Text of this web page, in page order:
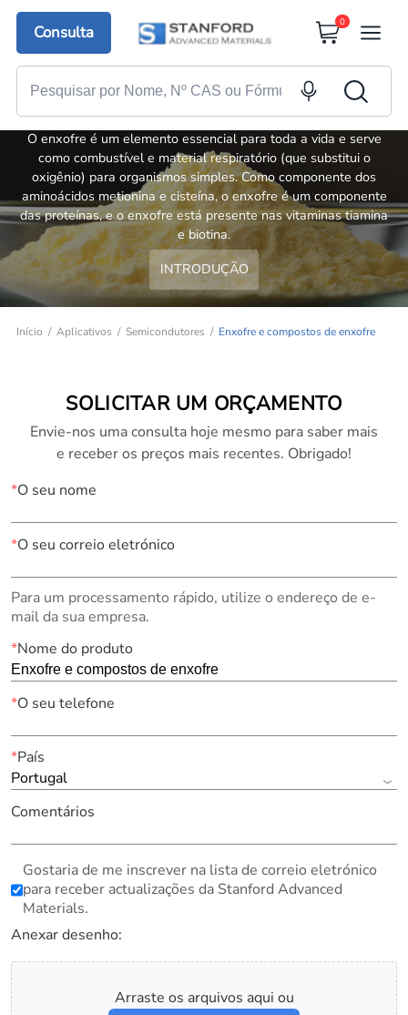
Consulta
0
Enxofre e compostos de enxofre
O enxofre é um elemento essencial para toda a vida e serve
como combustível e material respiratório (que substitui o
oxigênio) para organismos simples. Como componente dos
aminoácidos metionina e cisteína, o enxofre é um componente
das proteínas, e o enxofre está presente nas vitaminas tiamina
e biotina.
INTRODUÇÃO
Início Aplicativos Semicondutores Enxofre e compostos de enxofre
SOLICITAR UM ORÇAMENTO
Envie-nos uma consulta hoje mesmo para saber mais
e receber os preços mais recentes. Obrigado!
*O seu nome
*O seu correio eletrónico
Para um processamento rápido, utilize o endereço de e-
mail da sua empresa.
*Nome do produto
*O seu telefone
*País
Portugal
Comentários
Gostaria de me inscrever na lista de correio eletrónico
para receber actualizações da Stanford Advanced
Materials.
Anexar desenho:
Arraste os arquivos aqui ou